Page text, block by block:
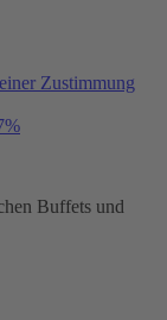
Zustimmung
Buffets und